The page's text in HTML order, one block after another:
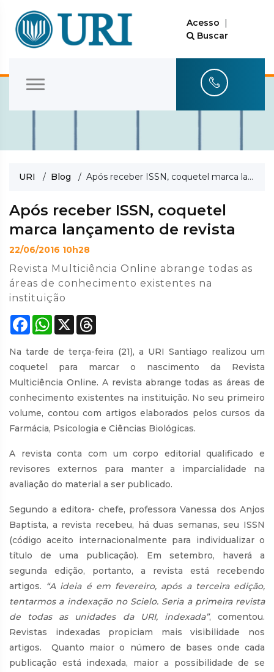
Acesso |
Buscar
URI / Blog / Após receber ISSN, coquetel marca lançamento de revista
Após receber ISSN, coquetel
marca lançamento de revista
22/06/2016 10h28
Revista Multiciência Online abrange todas as
áreas de conhecimento existentes na
instituição
Facebook
WhatsApp
X Threads
Na tarde de terça-feira (21), a URI Santiago realizou um
coquetel para marcar o nascimento da Revista
Multiciência Online. A revista abrange todas as áreas de
conhecimento existentes na instituição. No seu primeiro
volume, contou com artigos elaborados pelos cursos da
Farmácia, Psicologia e Ciências Biológicas.
A revista conta com um corpo editorial qualificado e
revisores externos para manter a imparcialidade na
avaliação do material a ser publicado.
Segundo a editora- chefe, professora Vanessa dos Anjos
Baptista, a revista recebeu, há duas semanas, seu ISSN
(código aceito internacionalmente para individualizar o
título de uma publicação). Em setembro, haverá a
segunda edição, portanto, a revista está recebendo
artigos. “A ideia é em fevereiro, após a terceira edição,
tentarmos a indexação no Scielo. Seria a primeira revista
de todas as unidades da URI, indexada”, comentou.
Revistas indexadas propiciam mais visibilidade nos
artigos. Quanto maior o número de bases onde cada
publicação está indexada, maior a possibilidade de se